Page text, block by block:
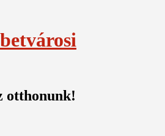
otthonunk!